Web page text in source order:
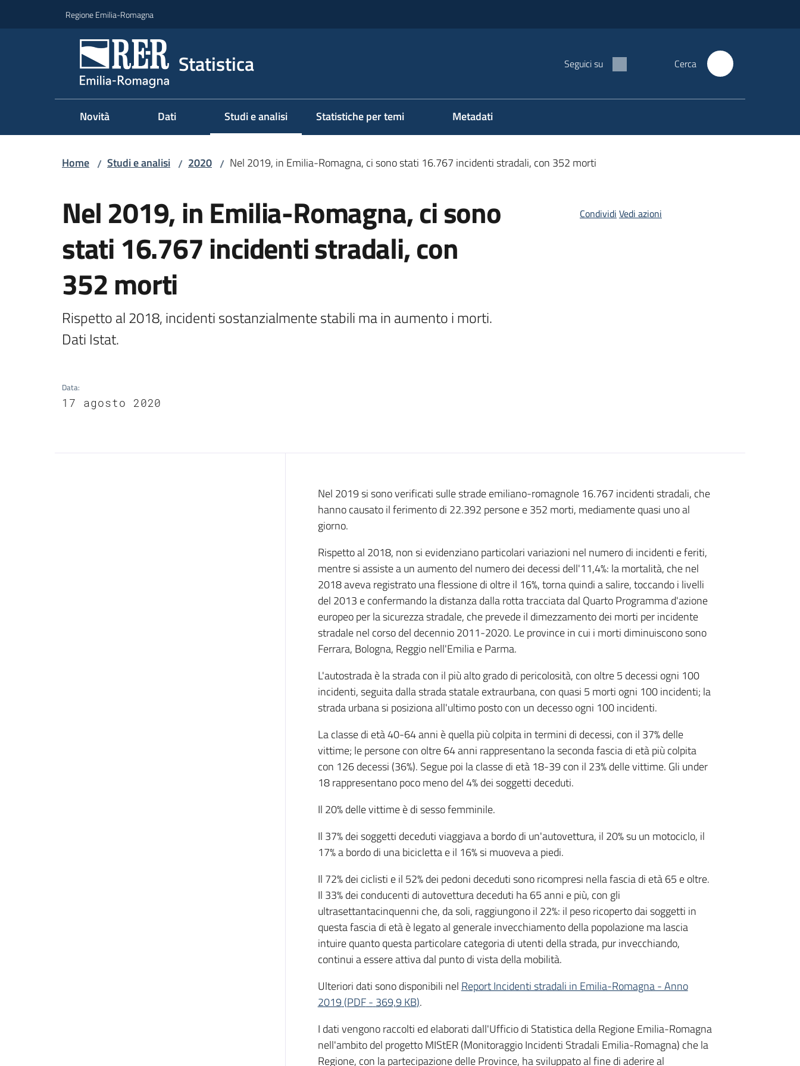
Regione Emilia-Romagna
Statistica Seguici su Cerca
Novità Dati Studi e analisi
Menu selezionato Statistiche per temi Metadati
Home / Studi e analisi / 2020 / Nel 2019, in Emilia-Romagna, ci sono stati 16.767 incidenti stradali, con 352 morti
Nel 2019, in Emilia-Romagna, ci sono
stati 16.767 incidenti stradali, con
352 morti
Rispetto al 2018, incidenti sostanzialmente stabili ma in aumento i morti.
Dati Istat.
Data:
17 agosto 2020
Condividi Vedi azioni
Introduzione
Nel 2019 si sono verificati sulle strade emiliano-romagnole 16.767 incidenti stradali, che
hanno causato il ferimento di 22.392 persone e 352 morti, mediamente quasi uno al
giorno.
Rispetto al 2018, non si evidenziano particolari variazioni nel numero di incidenti e feriti,
mentre si assiste a un aumento del numero dei decessi dell'11,4%: la mortalità, che nel
2018 aveva registrato una flessione di oltre il 16%, torna quindi a salire, toccando i livelli
del 2013 e confermando la distanza dalla rotta tracciata dal Quarto Programma d'azione
europeo per la sicurezza stradale, che prevede il dimezzamento dei morti per incidente
stradale nel corso del decennio 2011-2020. Le province in cui i morti diminuiscono sono
Ferrara, Bologna, Reggio nell'Emilia e Parma.
L'autostrada è la strada con il più alto grado di pericolosità, con oltre 5 decessi ogni 100
incidenti, seguita dalla strada statale extraurbana, con quasi 5 morti ogni 100 incidenti; la
strada urbana si posiziona all'ultimo posto con un decesso ogni 100 incidenti.
La classe di età 40-64 anni è quella più colpita in termini di decessi, con il 37% delle
vittime; le persone con oltre 64 anni rappresentano la seconda fascia di età più colpita
con 126 decessi (36%). Segue poi la classe di età 18-39 con il 23% delle vittime. Gli under
18 rappresentano poco meno del 4% dei soggetti deceduti.
Il 20% delle vittime è di sesso femminile.
Il 37% dei soggetti deceduti viaggiava a bordo di un'autovettura, il 20% su un motociclo, il
17% a bordo di una bicicletta e il 16% si muoveva a piedi.
Il 72% dei ciclisti e il 52% dei pedoni deceduti sono ricompresi nella fascia di età 65 e oltre.
Il 33% dei conducenti di autovettura deceduti ha 65 anni e più, con gli
ultrasettantacinquenni che, da soli, raggiungono il 22%: il peso ricoperto dai soggetti in
questa fascia di età è legato al generale invecchiamento della popolazione ma lascia
intuire quanto questa particolare categoria di utenti della strada, pur invecchiando,
continui a essere attiva dal punto di vista della mobilità.
Ulteriori dati sono disponibili nel Report Incidenti stradali in Emilia-Romagna - Anno
2019 (PDF- 369,9 KB).
I dati vengono raccolti ed elaborati dall'Ufficio di Statistica della Regione Emilia-Romagna
nell'ambito del progetto MIStER (Monitoraggio Incidenti Stradali Emilia-Romagna) che la
Regione, con la partecipazione delle Province, ha sviluppato al fine di aderire al